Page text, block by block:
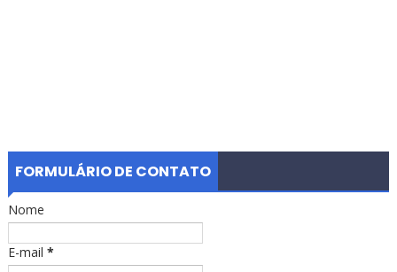
FORMULÁRIO DE CONTATO
Nome
E-mail *